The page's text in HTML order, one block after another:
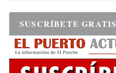
SUSCRÍBETE GRATIS